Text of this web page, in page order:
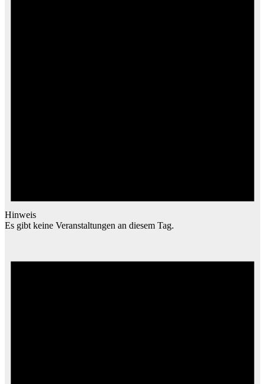
Hinweis
Es gibt keine Veranstaltungen an diesem Tag.